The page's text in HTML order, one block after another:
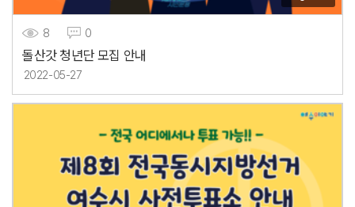
8 0
돌산갓 청년단 모집 안내
2022-05-27